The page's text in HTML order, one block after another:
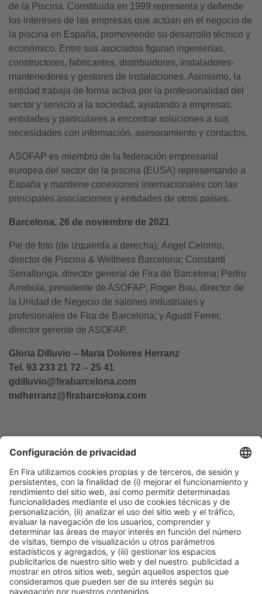
de la Piscina. Constituida en 1999 representa y defiende
los intereses de las empresas que actúan en el negocio de
la piscina en España, promoviendo su desarrollo técnico y
económico. Entre sus asociados figuran ingenierías,
constructores, fabricantes, distribuidores, instaladores-
mantenedores y gestores de instalaciones. Asimismo, la
entidad trabaja de forma activa por la profesionalidad del
sector y servicio a la sociedad, ayudando a empresas,
entidades y particulares a encontrar soluciones a sus
necesidades con información, asesoramiento y contactos.
ASOFAP es miembro de la federación empresarial
europea del sector de la piscina (EUSA) representando a
España y mantiene conexiones internacionales con las
principales asociaciones y entidades de otros países.
Barcelona, 26 de noviembre de 2021
Pie de foto (de izquierda a derecha): Ángel Celorrio,
director de Piscina & Wellness Barcelona; Constantí
Serrallonga, director general de Fira de Barcelona; Pedro
Arrebola, presidente de ASOFAP; Roger Bou, director de
la Unidad de Negocio de salones industriales y
profesionales de Fira de Barcelona; y Agustí Ferrer,
director gerente de ASOFAP.
Gloria Dilluvio – Maria Dolores Herranz
Tel. 93 233 21 72 – 25 41
gdilluvio@firabarcelona.com
mdherranz@firabarcelona.com
Información general
Aviso legal
Política de privacidad
Política de cookies